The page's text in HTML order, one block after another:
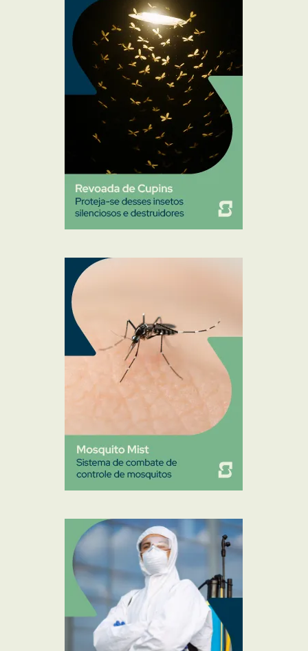
Mosquitos
Percevejo de Cama
Pulgas e Carrapatos
Ratos
Sanitização
Traças